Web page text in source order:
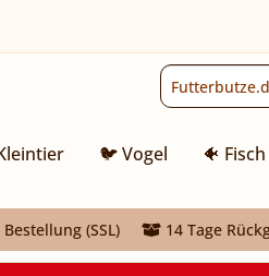
🐦 Vogel 🐠
(SSL) 14 Tage